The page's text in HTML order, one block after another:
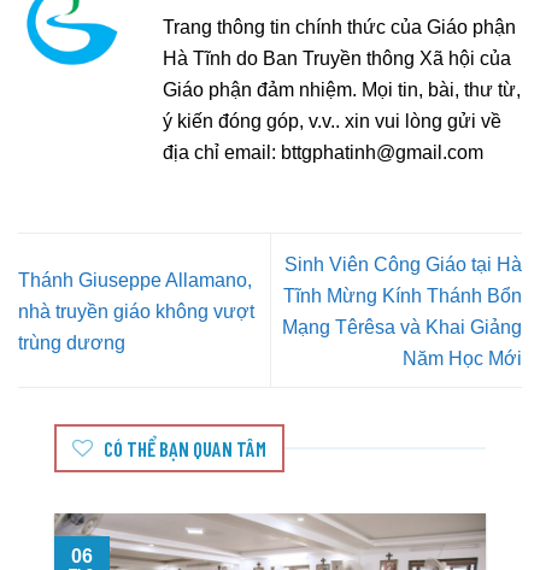
Trang thông tin chính thức của Giáo phận
Hà Tĩnh do Ban Truyền thông Xã hội của
Giáo phận đảm nhiệm. Mọi tin, bài, thư từ,
ý kiến đóng góp, v.v.. xin vui lòng gửi về
địa chỉ email: bttgphatinh@gmail.com
Thánh Giuseppe Allamano,
nhà truyền giáo không vượt
trùng dương
Sinh Viên Công Giáo tại Hà
Tĩnh Mừng Kính Thánh Bổn
Mạng Têrêsa và Khai Giảng
Năm Học Mới
CÓ THỂ BẠN QUAN TÂM
06